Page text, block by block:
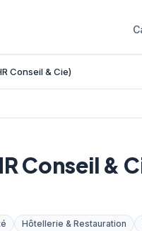
Conseil & Cie)
Conseil &
Hôtellerie & Restauration